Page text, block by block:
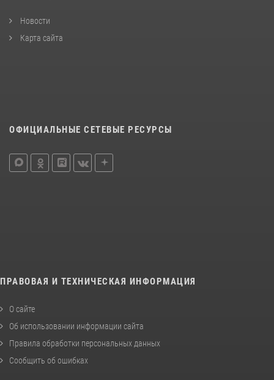
Новости
Карта сайта
ОФИЦИАЛЬНЫЕ СЕТЕВЫЕ РЕСУРСЫ
ПРАВОВАЯ И ТЕХНИЧЕСКАЯ ИНФОРМАЦИЯ
О сайте
Об использовании информации сайта
Правила обработки персональных данных
Сообщить об ошибках